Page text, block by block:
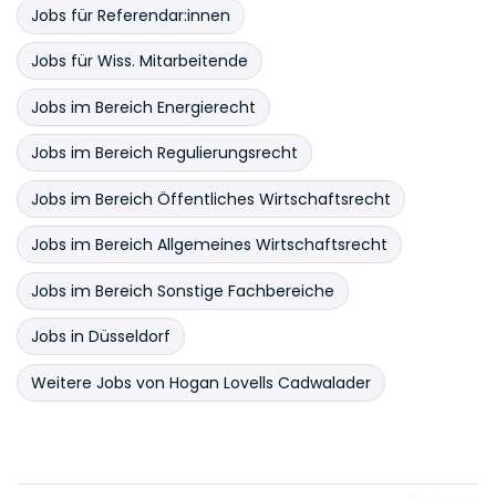
Jobs für Referendar:innen
Jobs für Wiss. Mitarbeitende
Jobs im Bereich Energierecht
Jobs im Bereich Regulierungsrecht
Jobs im Bereich Öffentliches Wirtschaftsrecht
Jobs im Bereich Allgemeines Wirtschaftsrecht
Jobs im Bereich Sonstige Fachbereiche
Jobs in Düsseldorf
Weitere Jobs von Hogan Lovells Cadwalader